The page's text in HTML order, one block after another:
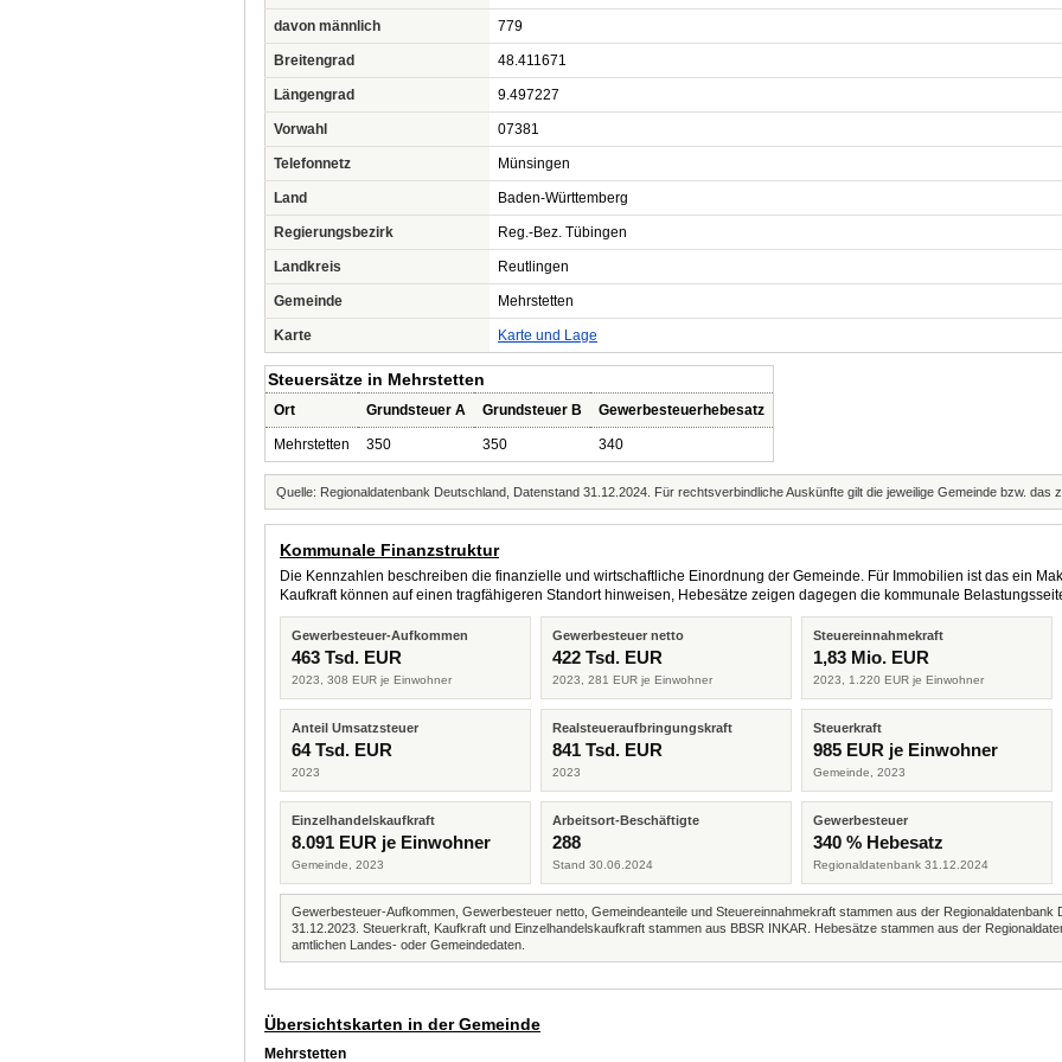
davon männlich 779
Breitengrad 48.411671
Längengrad 9.497227
Vorwahl 07381
Telefonnetz Münsingen
Land Baden-Württemberg
Regierungsbezirk Reg.-Bez. Tübingen
Landkreis Reutlingen
Gemeinde Mehrstetten
Karte Karte und Lage
Steuersätze in Mehrstetten
Ort Grundsteuer A Grundsteuer B Gewerbesteuerhebesatz
Mehrstetten 350 350 340
Quelle: Regionaldatenbank Deutschland, Datenstand 31.12.2024. Für rechtsverbindliche Auskünfte gilt die jeweilige Gemeinde bzw. das
Kommunale Finanzstruktur
Die Kennzahlen beschreiben die finanzielle und wirtschaftliche Einordnung der Gemeinde. Für Immobilien ist das ein
Kaufkraft können auf einen tragfähigeren Standort hinweisen, Hebesätze zeigen dagegen die kommunale
Gewerbesteuer-Aufkommen
463 Tsd. EUR
2023, 308 EUR je Einwohner
Gewerbesteuer netto
422 Tsd. EUR
2023, 281 EUR je Einwohner
Steuereinnahmekraft
1,83 Mio. EUR
2023, 1.220 EUR je Einwohner
Anteil Umsatzsteuer
64 Tsd. EUR
2023
Realsteueraufbringungskraft
841 Tsd. EUR
2023
Steuerkraft
985 EUR je Einwohner
Gemeinde, 2023
Einzelhandelskaufkraft
8.091 EUR je Einwohner
Gemeinde, 2023
Arbeitsort-Beschäftigte
288
Stand 30.06.2024
Gewerbesteuer
340 % Hebesatz
Regionaldatenbank 31.12.2024
Gewerbesteuer-Aufkommen, Gewerbesteuer netto, Gemeindeanteile und Steuereinnahmekraft stammen aus der
31.12.2023. Steuerkraft, Kaufkraft und Einzelhandelskaufkraft stammen aus BBSR INKAR. Hebesätze stammen aus der
amtlichen Landes- oder Gemeindedaten.
Übersichtskarten in der Gemeinde
Mehrstetten